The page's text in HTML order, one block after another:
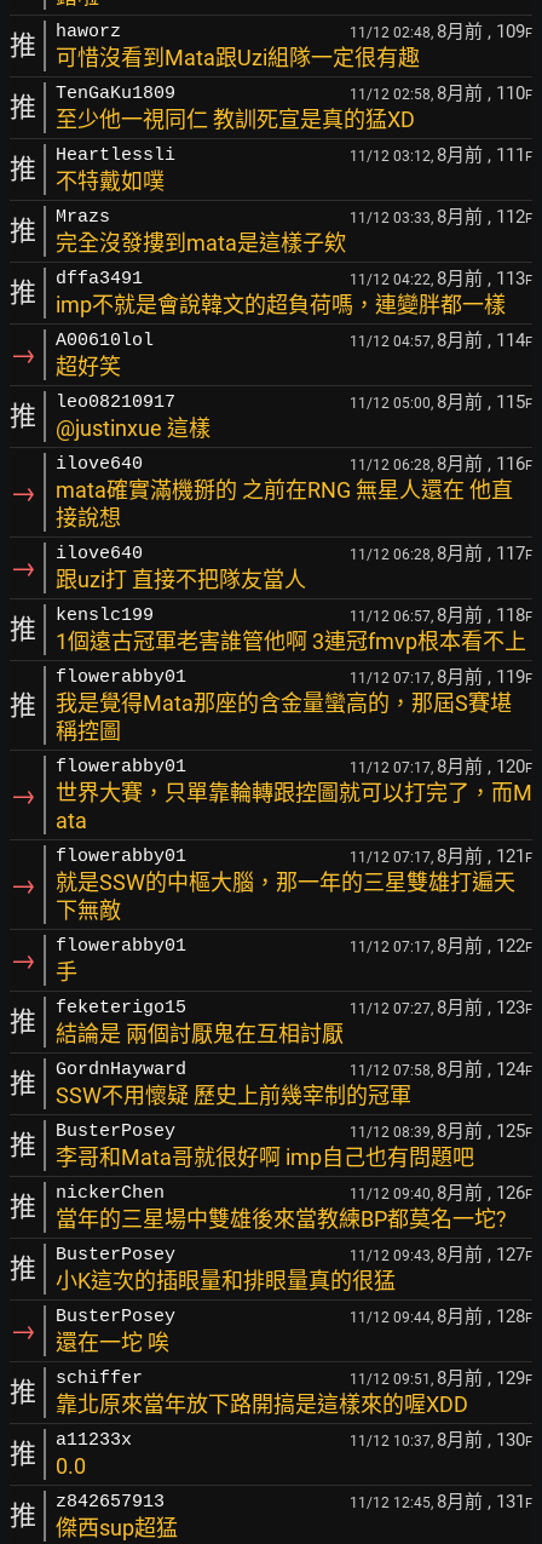
推 haworz 11/12 02:48, 8月前 , 109F
可惜沒看到Mata跟Uzi組隊一定很有趣
推 TenGaKu1809 11/12 02:58, 8月前 , 110F
至少他一視同仁 教訓死宣是真的猛XD
推 Heartlessli 11/12 03:12, 8月前 , 111 F
不特戴如噗
推 Mrazs 11/12 03:33, 8月前 , 112F
完全沒發摟到mata是這樣子欸
推 dffa3491 11/12 04:22, 8月前 , 113F
imp不就是會說韓文的超負荷嗎，連變胖都一樣
→ A00610lol 11/12 04:57, 8月前 , 114F
超好笑
推 leo08210917 11/12 05:00, 8月前 , 115F
@justinxue 這樣
→
ilove640 11/12 06:28, 8月前 , 116F
mata確實滿機掰的 之前在RNG 無星人還在 他直
接說想
→ ilove640 11/12 06:28, 8月前 , 117F
跟uzi打 直接不把隊友當人
推 kenslc199 11/12 06:57, 8月前 , 118F
1個遠古冠軍老害誰管他啊 3連冠fmvp根本看不上
推
flowerabby01 11/12 07:17, 8月前 , 119F
我是覺得Mata那座的含金量蠻高的，那屆S賽堪
稱控圖
→
flowerabby01 11/12 07:17, 8月前 , 120F
世界大賽，只單靠輪轉跟控圖就可以打完了，而M
ata
→
flowerabby01 11/12 07:17, 8月前 , 121 F
就是SSW的中樞大腦，那一年的三星雙雄打遍天
下無敵
→ flowerabby01 11/12 07:17, 8月前 , 122F
手
推 feketerigo15 11/12 07:27, 8月前 , 123F
結論是 兩個討厭鬼在互相討厭
推 GordnHayward 11/12 07:58, 8月前 , 124F
SSW不用懷疑 歷史上前幾宰制的冠軍
推 BusterPosey 11/12 08:39, 8月前 , 125F
李哥和Mata哥就很好啊 imp自己也有問題吧
推 nickerChen 11/12 09:40, 8月前 , 126F
當年的三星場中雙雄後來當教練BP都莫名一坨?
推 BusterPosey 11/12 09:43, 8月前 , 127F
小K這次的插眼量和排眼量真的很猛
→ BusterPosey 11/12 09:44, 8月前 , 128F
還在一坨 唉
推 schiffer 11/12 09:51, 8月前 , 129F
靠北原來當年放下路開搞是這樣來的喔XDD
推 a11233x 11/12 10:37, 8月前 , 130F
0.0
推 z842657913 11/12 12:45, 8月前 , 131 F
傑西sup超猛